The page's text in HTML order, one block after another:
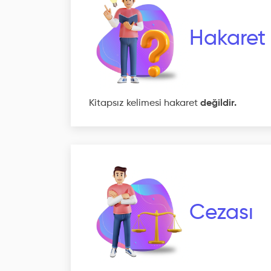
Hakaret
Kitapsız kelimesi hakaret değildir.
Cezası